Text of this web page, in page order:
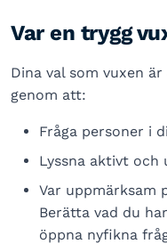
Var en trygg
Dina val som vuxen
genom att:
Fråga personer i
Lyssna aktivt och
Var uppmärksam
Berätta vad du
öppna nyfikna